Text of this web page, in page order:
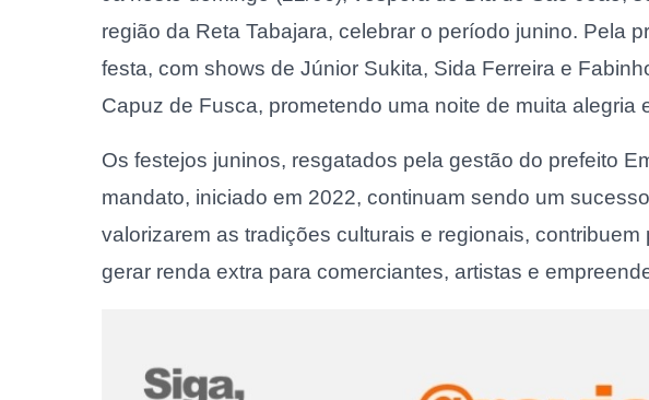
região da Reta Tabajara, celebrar o período junino. Pela
festa, com shows de Júnior Sukita, Sida Ferreira e
Capuz de Fusca, prometendo uma noite de muita alegria
Os festejos juninos, resgatados pela gestão do prefeito
mandato, iniciado em 2022, continuam sendo um
valorizarem as tradições culturais e regionais,
gerar renda extra para comerciantes, artistas e